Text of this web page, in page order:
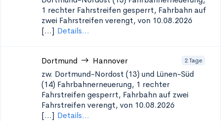
1 rechter Fahrstreifen gesperrt, Fahrbahn auf
zwei Fahrstreifen verengt, von 10.08.2026
[...] Details...
Dortmund Hannover 2 Tage
zw. Dortmund-Nordost (13) und Lünen-Süd
(14) Fahrbahnerneuerung, 1 rechter
Fahrstreifen gesperrt, Fahrbahn auf zwei
Fahrstreifen verengt, von 10.08.2026
[...] Details...